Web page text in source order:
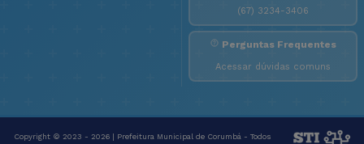
(67) 3234-3406
Perguntas Frequentes
Acessar dúvidas comuns
Copyright © 2023 - 2026 | Prefeitura Municipal de Corumbá - Todos